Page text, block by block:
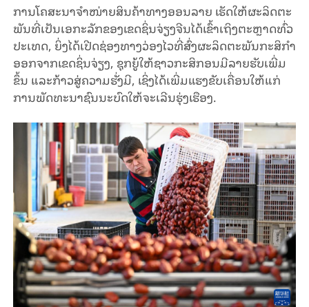
ການ​ໂຄ​ສະ​ນາ​ຈຳ​ໜ່າຍ​ສິນ​ຄ້າ​ທາງ​ອອນ​ລາຍ ເຮັດ​ໃຫ້​ຜະ​ລິດ​ຕະ​
ພັນ​ທີ່​ເປັນ​ເອ​ກະ​ລັກ​ຂອງ​ເຂດ​ຊິ່ນ​ຈ່ຽງ​ຈີນ​ໄດ້​ເຂົ້າ​ເຖິງ​ຕະຫຼາດ​ທົ່ວ​
ປະ​ເທດ, ຍິ່ງ​ໄດ້​ເປີດ​ຊ່ອງ​ທາງ​ວ່ອງ​ໄວ​ທີ່​ສົ່ງ​ຜະ​ລິດ​ຕະ​ພັນ​ກະ​ສິ​ກຳ​
ອອກ​ຈາກ​ເຂດ​ຊິ່ນ​ຈ່ຽງ, ຊຸກ​ຍູ້​ໃຫ້​ຊາວ​ກະ​ສິ​ກອນ​ມີ​ລາຍ​ຮັບ​ເພີ່ມ​
ຂຶ້ນ ແລະ​ກ້າວ​ສູ່​ຄວາມ​ຮັ່ງ​ມີ, ເຊິ່ງ​ໄດ້​ເພີ່ມ​ແຮງ​ຂັບ​ເຄື່ອນ​ໃຫ້​ແກ່​
ການ​ພັດ​ທະ​ນາ​ຊົນ​ນະ​ບົດ​ໃຫ້​ຈະ​ເລີນ​ຮຸ່ງ​ເຮືອງ.